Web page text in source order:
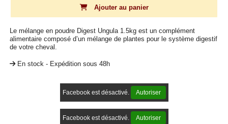
Ajouter au panier
Le mélange en poudre Digest Ungula 1.5kg est un complément
alimentaire composé d’un mélange de plantes pour le système digestif
de votre cheval.
En stock - Expédition sous 48h
Facebook est désactivé. Autoriser
Facebook est désactivé. Autoriser